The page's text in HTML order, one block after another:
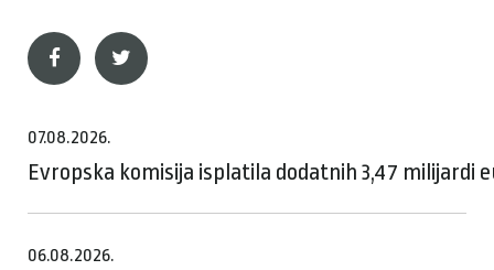
07.08.2026.
Evropska komisija isplatila dodatnih 3,47 milijardi
06.08.2026.